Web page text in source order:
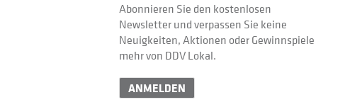
Abonnieren Sie den kostenlosen
Newsletter und verpassen Sie keine
Neuigkeiten, Aktionen oder Gewinnspiele
mehr von DDV Lokal.
ANMELDEN